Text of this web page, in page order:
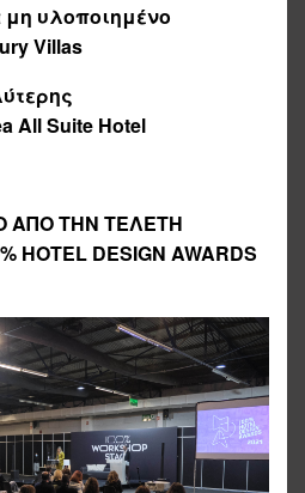
μη υλοποιημένο
Villas
All Suite Hotel
ΑΠΟ ΤΗΝ ΤΕΛΕΤΗ
DESIGN AWARDS